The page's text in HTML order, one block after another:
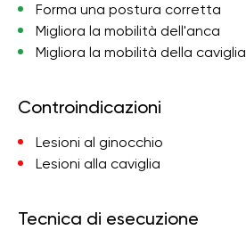
Forma una postura corretta
Migliora la mobilità dell'anca
Migliora la mobilità della caviglia
Controindicazioni
Lesioni al ginocchio
Lesioni alla caviglia
Tecnica di esecuzione